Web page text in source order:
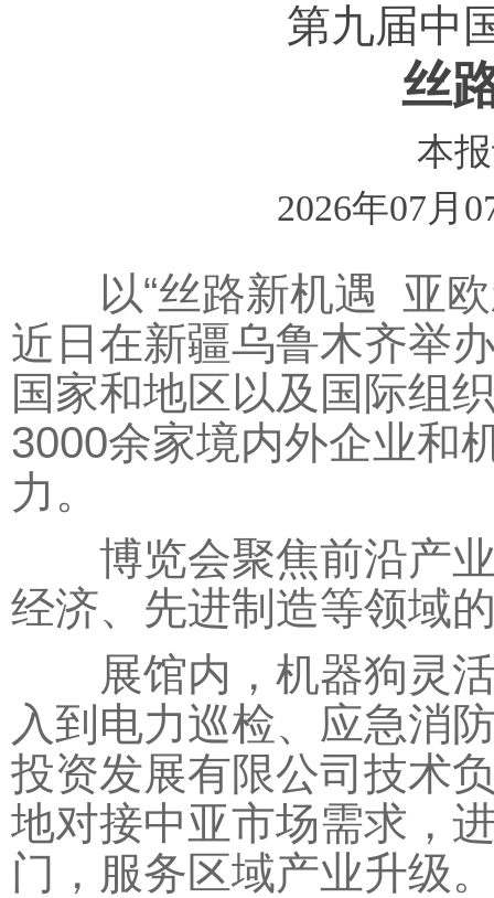
第九届中
丝
本
2026年07月
以“丝路新机遇 亚欧
近日在新疆乌鲁木齐举
国家和地区以及国际组
3000余家境内外企业和
力。
博览会聚焦前沿产业
经济、先进制造等领域
展馆内，机器狗灵活
入到电力巡检、应急消
投资发展有限公司技术
地对接中亚市场需求，
门，服务区域产业升级